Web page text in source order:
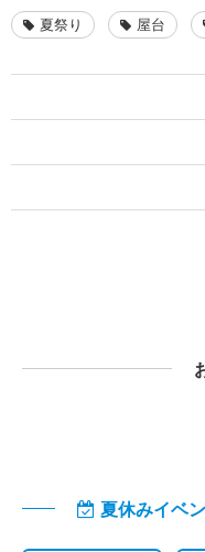
夏祭り 屋台
夏休みイベ